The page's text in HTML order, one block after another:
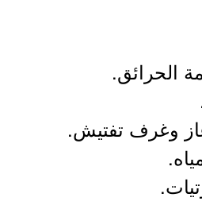
الحرائق.
وغرف تفتيش.